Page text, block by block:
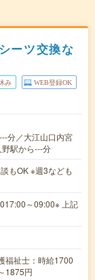
ーツ交換な
み WEB登録OK
分／大江山口内宮
駅から---分
もOK ※週3なども
～09:00※ 上記
福祉士：時給1700
1875円